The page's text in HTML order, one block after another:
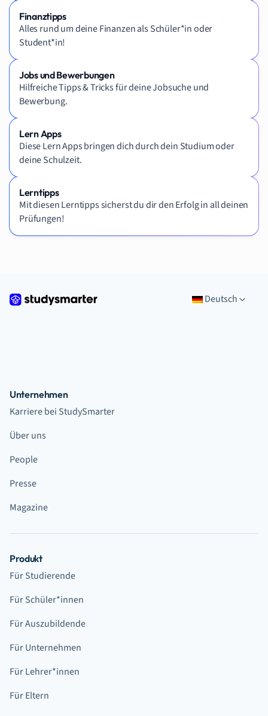
Finanztipps
Alles rund um deine Finanzen als Schüler*in oder
Student*in!
Jobs und Bewerbungen
Hilfreiche Tipps & Tricks für deine Jobsuche und
Bewerbung.
Lern Apps
Diese Lern Apps bringen dich durch dein Studium oder
deine Schulzeit.
Lerntipps
Mit diesen Lerntipps sicherst du dir den Erfolg in all deinen
Prüfungen!
Deutsch
Unternehmen
Karriere bei StudySmarter
Über uns
People
Presse
Magazine
Produkt
Für Studierende
Für Schüler*innen
Für Auszubildende
Für Unternehmen
Für Lehrer*innen
Für Eltern